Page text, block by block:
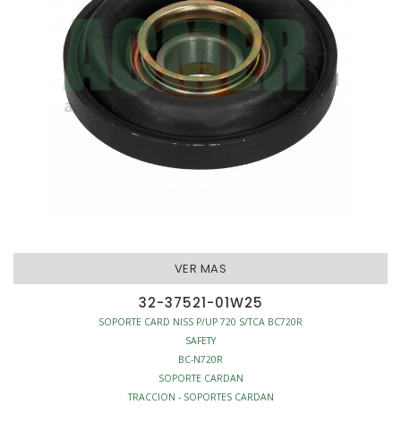
VER MAS
32-37521-01W25
SOPORTE CARD NISS P/UP 720 S/TCA BC720R
SAFETY
BC-N720R
SOPORTE CARDAN
TRACCION - SOPORTES CARDAN